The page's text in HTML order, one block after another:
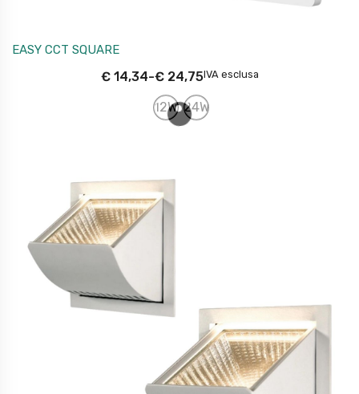
EASY CCT SQUARE
€14,34-€24,75IVA esclusa
12W 24W